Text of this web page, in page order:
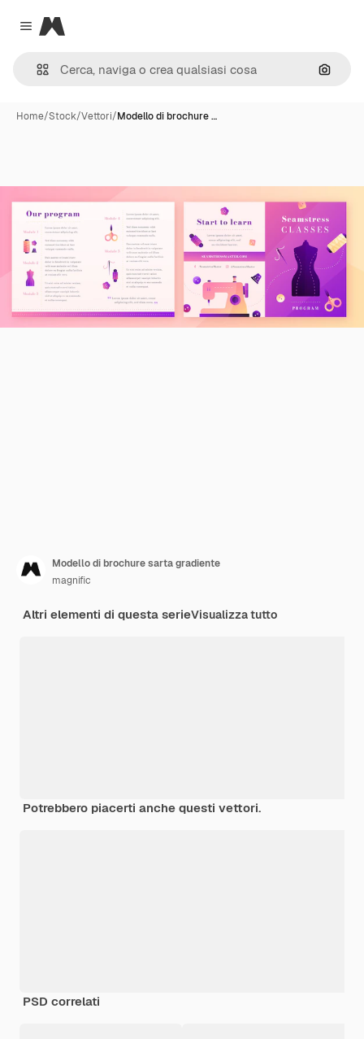
Close menu
Magnific
Cerca
Home/Stock/Vettori/Modello di brochure …
Modello di brochure sarta gradiente
magnific
Altri elementi di questa serieVisualizza tutto
Potrebbero piacerti anche questi vettori.
PSD correlati